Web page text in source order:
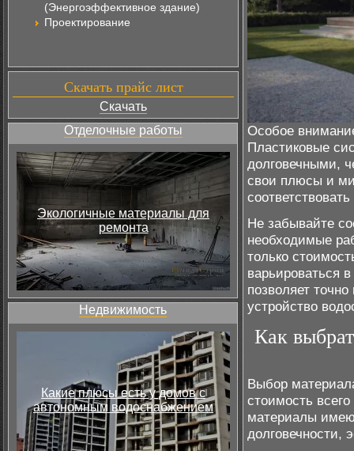
(Энергоэффективное здание)
Проектирование
Скачать прайс лист
Скачать
Отделочные работы
Экологичные материалы для
ремонта
Недвижимость
Какие плюсы есть у домов с
автономным водоснабжением
Особое
Пластиковые
долговечными,
свои плюсы и
Не забывайте
необходимые
только
варьироваться
позволяет
устройство
Как
Выбор
стоимость
материалы
долговечности,